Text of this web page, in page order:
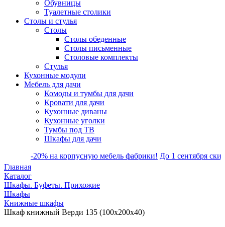
Обувницы
Туалетные столики
Столы и стулья
Столы
Столы обеденные
Столы письменные
Столовые комплекты
Стулья
Кухонные модули
Мебель для дачи
Комоды и тумбы для дачи
Кровати для дачи
Кухонные диваны
Кухонные уголки
Тумбы под ТВ
Шкафы для дачи
-20% на корпусную мебель фабрики! До 1 сентября скидка
Главная
Каталог
Шкафы. Буфеты. Прихожие
Шкафы
Книжные шкафы
Шкаф книжный Верди 135 (100х200х40)